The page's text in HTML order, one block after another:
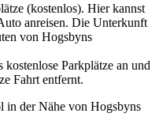
(kostenlos). Hier kannst
anreisen. Die Unterkunft
von Hogsbyns
kostenlose Parkplätze an und
Fahrt entfernt.
in der Nähe von Hogsbyns